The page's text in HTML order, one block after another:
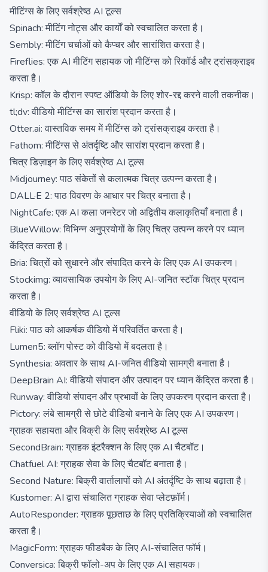
मीटिंग्स के लिए सर्वश्रेष्ठ AI टूल्स
Spinach: मीटिंग नोट्स और कार्यों को स्वचालित करता है।
Sembly: मीटिंग चर्चाओं को कैप्चर और सारांशित करता है।
Fireflies: एक AI मीटिंग सहायक जो मीटिंग्स को रिकॉर्ड और ट्रांसक्राइब
करता है।
Krisp: कॉल के दौरान स्पष्ट ऑडियो के लिए शोर-रद्द करने वाली तकनीक।
tl;dv: वीडियो मीटिंग्स का सारांश प्रदान करता है।
Otter.ai: वास्तविक समय में मीटिंग्स को ट्रांसक्राइब करता है।
Fathom: मीटिंग्स से अंतर्दृष्टि और सारांश प्रदान करता है।
चित्र डिज़ाइन के लिए सर्वश्रेष्ठ AI टूल्स
Midjourney: पाठ संकेतों से कलात्मक चित्र उत्पन्न करता है।
DALL·E 2: पाठ विवरण के आधार पर चित्र बनाता है।
NightCafe: एक AI कला जनरेटर जो अद्वितीय कलाकृतियाँ बनाता है।
BlueWillow: विभिन्न अनुप्रयोगों के लिए चित्र उत्पन्न करने पर ध्यान
केंद्रित करता है।
Bria: चित्रों को सुधारने और संपादित करने के लिए एक AI उपकरण।
Stockimg: व्यावसायिक उपयोग के लिए AI-जनित स्टॉक चित्र प्रदान
करता है।
वीडियो के लिए सर्वश्रेष्ठ AI टूल्स
Fliki: पाठ को आकर्षक वीडियो में परिवर्तित करता है।
Lumen5: ब्लॉग पोस्ट को वीडियो में बदलता है।
Synthesia: अवतार के साथ AI-जनित वीडियो सामग्री बनाता है।
DeepBrain AI: वीडियो संपादन और उत्पादन पर ध्यान केंद्रित करता है।
Runway: वीडियो संपादन और प्रभावों के लिए उपकरण प्रदान करता है।
Pictory: लंबे सामग्री से छोटे वीडियो बनाने के लिए एक AI उपकरण।
ग्राहक सहायता और बिक्री के लिए सर्वश्रेष्ठ AI टूल्स
SecondBrain: ग्राहक इंटरैक्शन के लिए एक AI चैटबॉट।
Chatfuel AI: ग्राहक सेवा के लिए चैटबॉट बनाता है।
Second Nature: बिक्री वार्तालापों को AI अंतर्दृष्टि के साथ बढ़ाता है।
Kustomer: AI द्वारा संचालित ग्राहक सेवा प्लेटफ़ॉर्म।
AutoResponder: ग्राहक पूछताछ के लिए प्रतिक्रियाओं को स्वचालित
करता है।
MagicForm: ग्राहक फीडबैक के लिए AI-संचालित फॉर्म।
Conversica: बिक्री फॉलो-अप के लिए एक AI सहायक।